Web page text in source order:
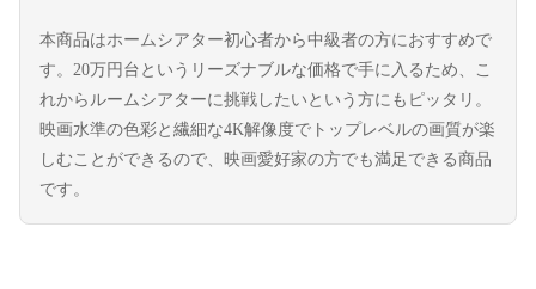
本商品はホームシアター初心者から中級者の方におすすめで
す。20万円台というリーズナブルな価格で手に入るため、こ
れからルームシアターに挑戦したいという方にもピッタリ。
映画水準の色彩と繊細な4K解像度でトップレベルの画質が楽
しむことができるので、映画愛好家の方でも満足できる商品
です。